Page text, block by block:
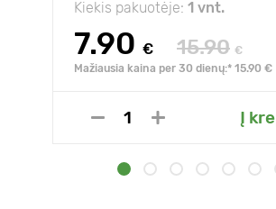
Kiekis pakuotėje: 1 vnt.
7.90 € 15.90 €
Mažiausia kaina per 30 dienų:* 15.90 €
Į